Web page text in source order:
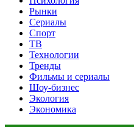
Рынки
Сериалы
Спорт
ТВ
Технологии
Тренды
Фильмы и сериалы
Шоу-бизнес
Экология
Экономика